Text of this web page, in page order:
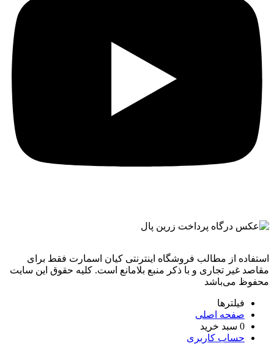
استفاده از مطالب فروشگاه اینترنتی کیان اسمارت فقط برای
مقاصد غیر تجاری و با ذکر منبع بلامانع است. کليه حقوق اين سايت
محفوظ می‌باشد
فیلترها
صفحه اصلی
0 سبد خرید
حساب کاربری